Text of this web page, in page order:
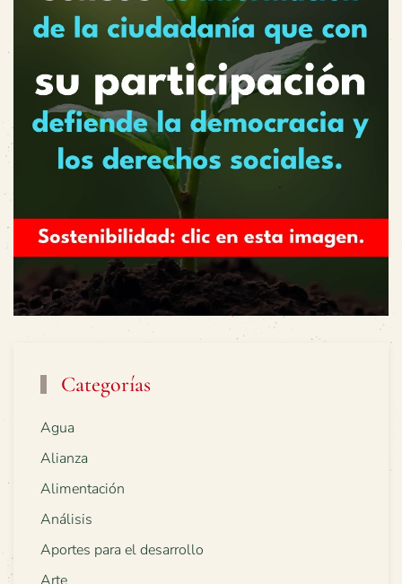
Categorías
Agua
Alianza
Alimentación
Análisis
Aportes para el desarrollo